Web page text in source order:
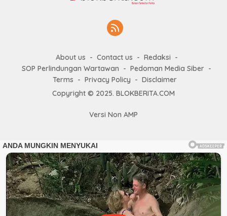
About us Contact us
Redaksi
SOP Perlindungan Wartawan
Pedoman Media Siber
Terms
Privacy Policy
Disclaimer
Copyright © 2025. BLOKBERITA.COM
Versi Non AMP